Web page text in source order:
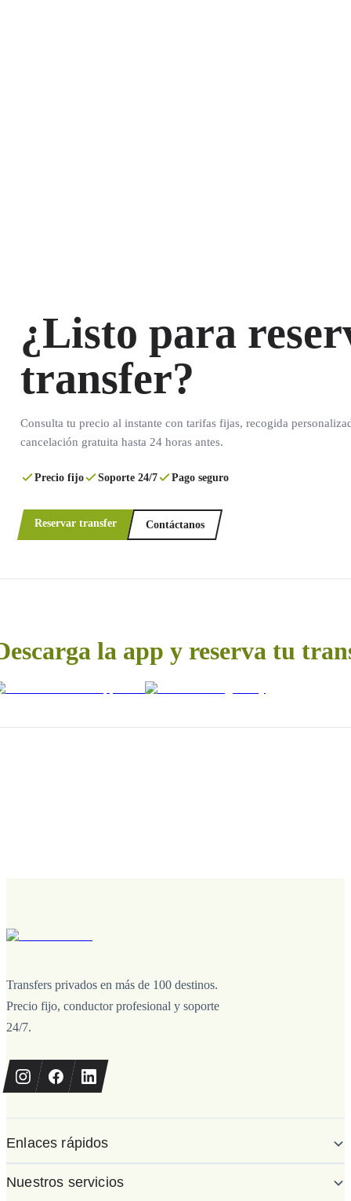
¿Listo para
transfer?
Consulta tu precio al instante con tarifas fijas, recogida
cancelación gratuita hasta 24 horas antes.
Precio fijo Soporte 24/7 Pago seguro
Reservar transfer Contáctanos
la app y reserva tu
Transfers privados en más de 100 destinos.
Precio fijo, conductor profesional y soporte
24/7.
Enlaces rápidos
Nuestros servicios